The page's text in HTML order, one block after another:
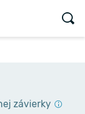
závierky